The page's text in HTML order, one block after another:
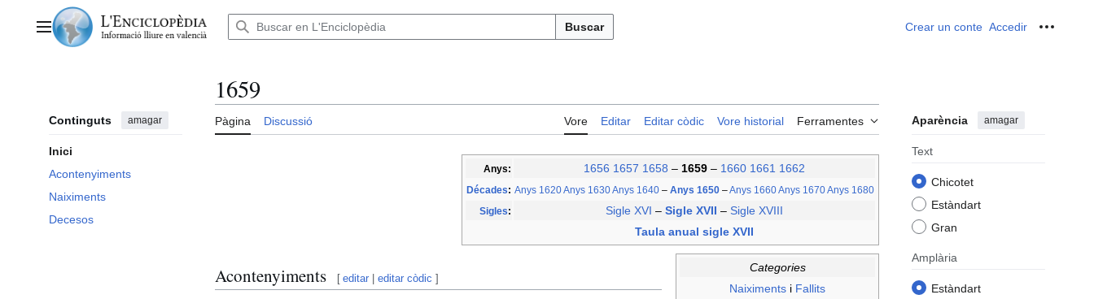
contingutMenú principal Buscar Crear un conte Accedir
Continguts amagar
Inici
Acontenyiments
Naiximents
Decesos
1659
Pàgina Discussió Vore Editar Editar còdic Vore historial Ferramentes Aparència amagar
Text
Chicotet
Estàndart
Gran
Amplària
Estàndart
Anys: 1656 1657 1658 – 1659 – 1660 1661 1662
Décades: Anys 1620Anys 1630Anys 1640 – Anys 1650 –Anys 1660Anys 1670Anys 1680
Sigles: Sigle XVI – Sigle XVII – Sigle XVIII
Taula anual sigle XVII
Categories
Naiximents i Fallits
Acontenyiments [ editar |editar còdic ]